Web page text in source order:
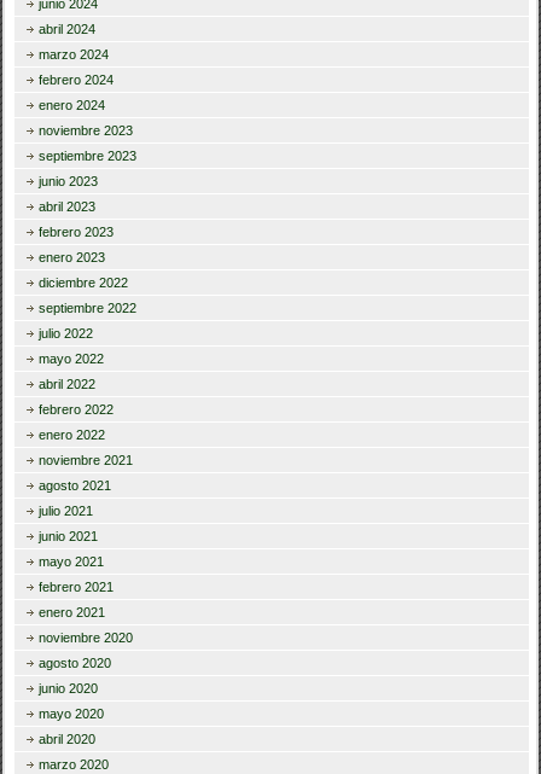
junio 2024
abril 2024
marzo 2024
febrero 2024
enero 2024
noviembre 2023
septiembre 2023
junio 2023
abril 2023
febrero 2023
enero 2023
diciembre 2022
septiembre 2022
julio 2022
mayo 2022
abril 2022
febrero 2022
enero 2022
noviembre 2021
agosto 2021
julio 2021
junio 2021
mayo 2021
febrero 2021
enero 2021
noviembre 2020
agosto 2020
junio 2020
mayo 2020
abril 2020
marzo 2020